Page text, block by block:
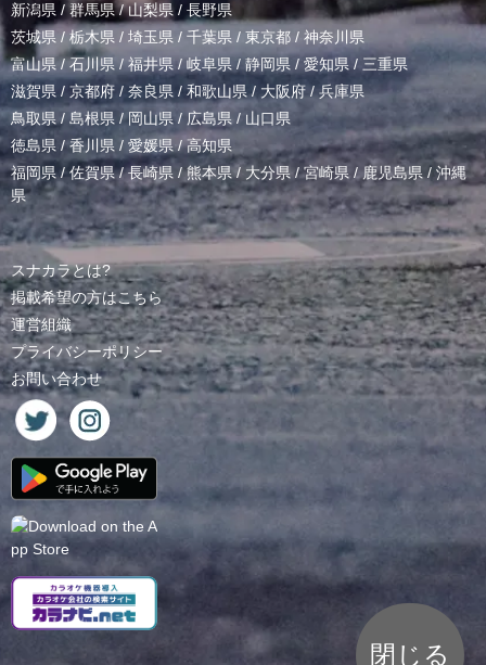
新潟県 /群馬県/山梨県 / 長野県
茨城県 / 栃木県 / 埼玉県 / 千葉県 / 東京都 / 神奈川県
富山県 /石川県/福井県/岐阜県 / 静岡県 / 愛知県 / 三重県
滋賀県 / 京都府 / 奈良県 / 和歌山県/ 大阪府 /兵庫県
鳥取県/ 島根県 /岡山県/ 広島県 / 山口県
徳島県 /香川県 / 愛媛県/高知県
福岡県/佐賀県/長崎県 /熊本県/ 大分県/宮崎県 /鹿児島県 / 沖縄
県
スナカラとは?
掲載希望の方はこちら
運営組織
プライバシーポリシー
お問い合わせ
閉じる